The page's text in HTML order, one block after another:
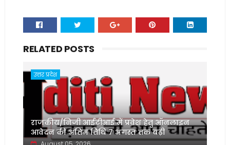
RELATED POSTS
उत्तर प्रदेश
राजकीय/निजी आईटीआई में प्रवेश हेतु ऑनलाइन
आवेदन की अंतिम तिथि 7 अगस्त तक बढ़ी